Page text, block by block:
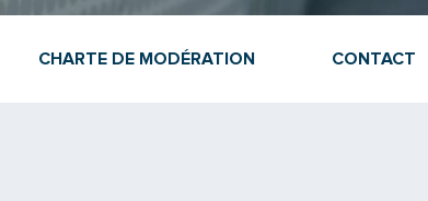
CHARTE DE MODÉRATION CONTACT